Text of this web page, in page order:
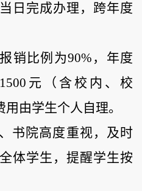
当日 完成办理，跨年度
销比例为90%，年度
元（含校内、校
由学生个人自理。
书院高度重视，及时
体学生，提醒学生按